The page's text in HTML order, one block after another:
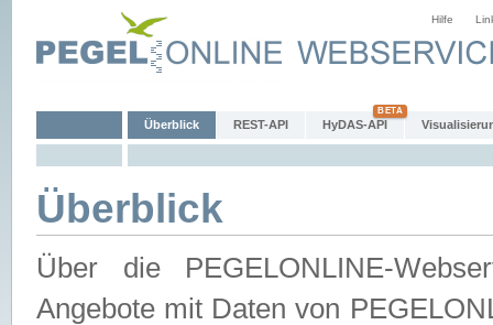
Hilfe
Überblick REST-API HyDAS-API
Überblick
Über die PEGELONLINE-
Angebote mit Daten von